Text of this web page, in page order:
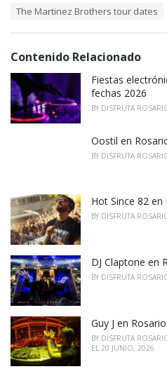
The Martinez Brothers tour dates
Contenido Relacionado
Fiestas
fechas 2026
BY DISFRUTA
Oostil en
BY DISFRUTA
Hot Since 82 en
BY DISFRUTA
DJ Claptone en
BY DISFRUTA
Guy J en Rosario
BY DISFRUTA
EL 20 JUNIO, 2026